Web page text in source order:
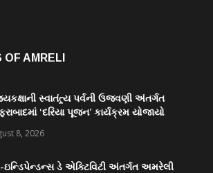
AMRELI
સ્વાતંત્ર્ય પર્વની ઉજવણી અંતર્ગત
‘દરિયા પૂજન’ કાર્યક્રમ યોજાયો
8, 2026
ઇન્ડિપેન્ડન્સ ડે એક્ટિવિટી અંતર્ગત અમરેલી